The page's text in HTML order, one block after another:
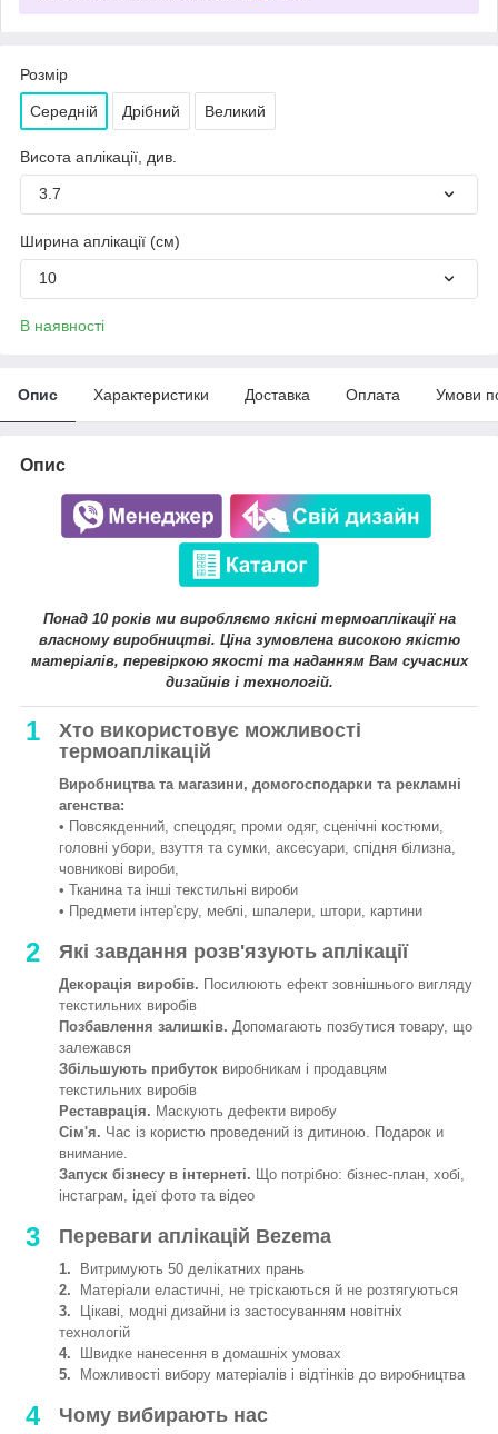
Розмір
Середній Дрібний Великий
Висота аплікації, див.
3.7
Ширина аплікації (см)
10
В наявності
Опис Характеристики Доставка Оплата Умови
Опис
Понад 10 років ми виробляємо якісні термоаплікації на
власному виробництві. Ціна зумовлена високою якістю
матеріалів, перевіркою якості та наданням Вам сучасних
дизайнів і технологій.
1
Хто використовує можливості
термоаплікацій
Виробництва та магазини, домогосподарки та рекламні
агенства:
• Повсякденний, спецодяг, проми одяг, сценічні костюми,
головні убори, взуття та сумки, аксесуари, спідня білизна,
човникові вироби,
• Тканина та інші текстильні вироби
• Предмети інтер'єру, меблі, шпалери, штори, картини
2 Які завдання розв'язують аплікації
Декорація виробів. Посилюють ефект зовнішнього вигляду
текстильних виробів
Позбавлення залишків. Допомагають позбутися товару, що
залежався
Збільшують прибуток виробникам і продавцям
текстильних виробів
Реставрація. Маскують дефекти виробу
Сім'я. Час із користю проведений із дитиною. Подарок и
внимание.
Запуск бізнесу в інтернеті. Що потрібно: бізнес-план, хобі,
інстаграм, ідеї фото та відео
3 Переваги аплікацій Bezema
1. Витримують 50 делікатних прань
2. Матеріали еластичні, не тріскаються й не розтягуються
3. Цікаві, модні дизайни із застосуванням новітніх
технологій
4. Швидке нанесення в домашніх умовах
5. Можливості вибору матеріалів і відтінків до виробництва
4 Чому вибирають нас